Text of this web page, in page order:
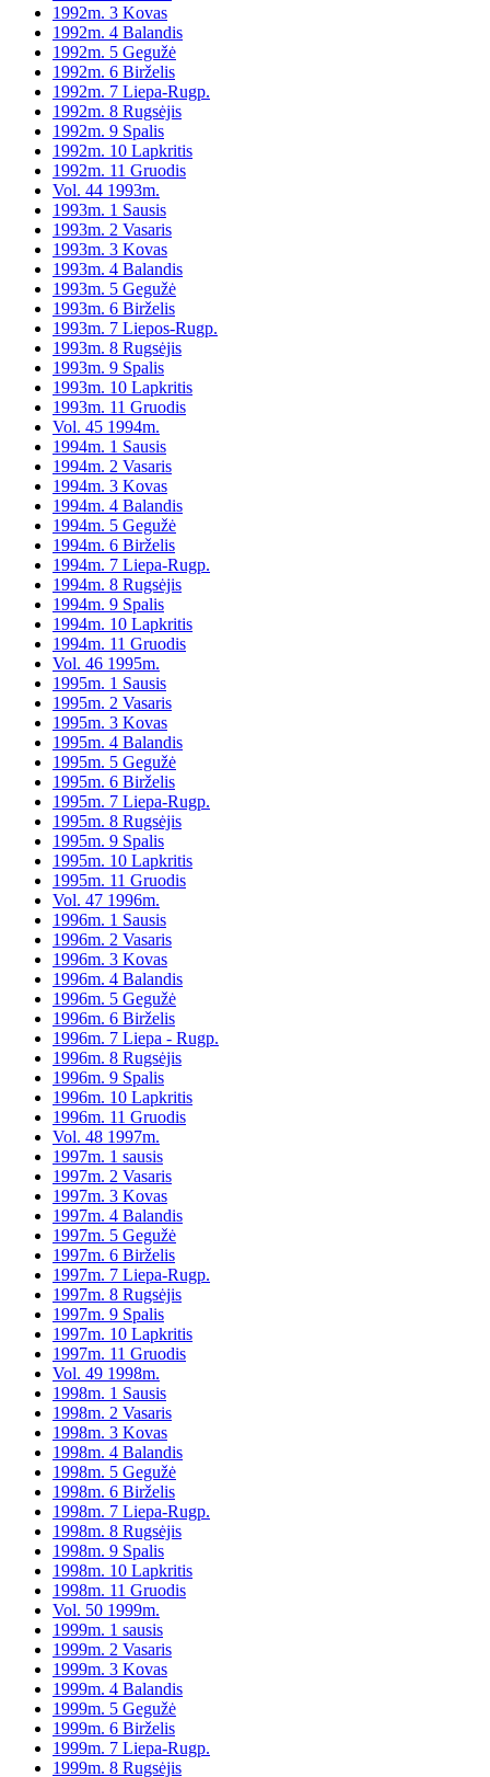
1992m. 3 Kovas
1992m. 4 Balandis
1992m. 5 Gegužė
1992m. 6 Birželis
1992m. 7 Liepa-Rugp.
1992m. 8 Rugsėjis
1992m. 9 Spalis
1992m. 10 Lapkritis
1992m. 11 Gruodis
Vol. 44 1993m.
1993m. 1 Sausis
1993m. 2 Vasaris
1993m. 3 Kovas
1993m. 4 Balandis
1993m. 5 Gegužė
1993m. 6 Birželis
1993m. 7 Liepos-Rugp.
1993m. 8 Rugsėjis
1993m. 9 Spalis
1993m. 10 Lapkritis
1993m. 11 Gruodis
Vol. 45 1994m.
1994m. 1 Sausis
1994m. 2 Vasaris
1994m. 3 Kovas
1994m. 4 Balandis
1994m. 5 Gegužė
1994m. 6 Birželis
1994m. 7 Liepa-Rugp.
1994m. 8 Rugsėjis
1994m. 9 Spalis
1994m. 10 Lapkritis
1994m. 11 Gruodis
Vol. 46 1995m.
1995m. 1 Sausis
1995m. 2 Vasaris
1995m. 3 Kovas
1995m. 4 Balandis
1995m. 5 Gegužė
1995m. 6 Birželis
1995m. 7 Liepa-Rugp.
1995m. 8 Rugsėjis
1995m. 9 Spalis
1995m. 10 Lapkritis
1995m. 11 Gruodis
Vol. 47 1996m.
1996m. 1 Sausis
1996m. 2 Vasaris
1996m. 3 Kovas
1996m. 4 Balandis
1996m. 5 Gegužė
1996m. 6 Birželis
1996m. 7 Liepa - Rugp.
1996m. 8 Rugsėjis
1996m. 9 Spalis
1996m. 10 Lapkritis
1996m. 11 Gruodis
Vol. 48 1997m.
1997m. 1 sausis
1997m. 2 Vasaris
1997m. 3 Kovas
1997m. 4 Balandis
1997m. 5 Gegužė
1997m. 6 Birželis
1997m. 7 Liepa-Rugp.
1997m. 8 Rugsėjis
1997m. 9 Spalis
1997m. 10 Lapkritis
1997m. 11 Gruodis
Vol. 49 1998m.
1998m. 1 Sausis
1998m. 2 Vasaris
1998m. 3 Kovas
1998m. 4 Balandis
1998m. 5 Gegužė
1998m. 6 Birželis
1998m. 7 Liepa-Rugp.
1998m. 8 Rugsėjis
1998m. 9 Spalis
1998m. 10 Lapkritis
1998m. 11 Gruodis
Vol. 50 1999m.
1999m. 1 sausis
1999m. 2 Vasaris
1999m. 3 Kovas
1999m. 4 Balandis
1999m. 5 Gegužė
1999m. 6 Birželis
1999m. 7 Liepa-Rugp.
1999m. 8 Rugsėjis